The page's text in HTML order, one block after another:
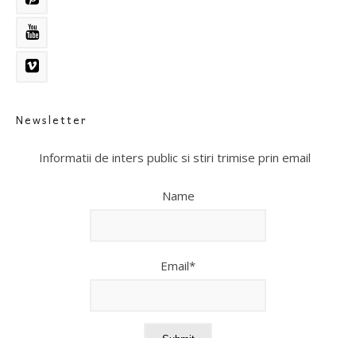
Newsletter
Informatii de inters public si stiri trimise prin email
Name
Email*